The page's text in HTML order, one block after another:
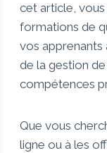
cet article,
formations de
vos
de la gestion
compétences
Que vous
ligne ou à les